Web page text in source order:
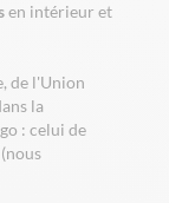
en intérieur et
de l'Union
la
: celui de